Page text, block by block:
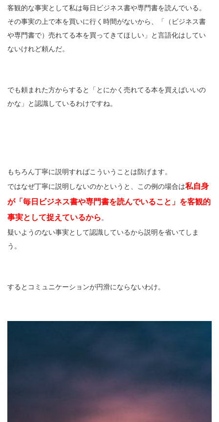
客観的な事実として私は毎日ビジネス書や専門書を読んでいる。
その事実の上で本を買いに行く時間がないから、「（ビジネス書
や専門書で）売れてる本を買ってきてほしい」と言語化はしてい
ないけれど頼んだ。
でも頼まれた方からすると「とにかく売れてる本を買えばいいの
かな」と認識しているわけですね。
もちろん丁寧に説明すればこういうことは防げます。
ではなぜ丁寧に説明しないのかというと、この例の場合は私自身
が「毎日ビジネス書や専門書を読んでいること」を客観的
事実として捉えているから 。
疑いようのない事実として認識しているから説明を省いてしま
う。
するとコミュニケーションが円滑にならないわけ。